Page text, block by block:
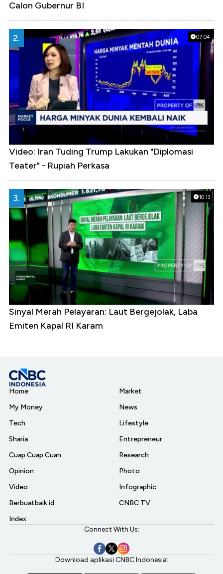
Calon Gubernur BI
07:04
2.
Video: Iran Tuding Trump Lakukan "Diplomasi
Teater" - Rupiah Perkasa
10:13
3.
Sinyal Merah Pelayaran: Laut Bergejolak, Laba
Emiten Kapal RI Karam
Home
My Money
Tech
Sharia
Cuap Cuap Cuan
Opinion
Video
Berbuatbaik.id
Index
Market
News
Lifestyle
Entrepreneur
Research
Photo
Infographic
CNBC TV
Connect With Us:
Download aplikasi CNBC Indonesia: